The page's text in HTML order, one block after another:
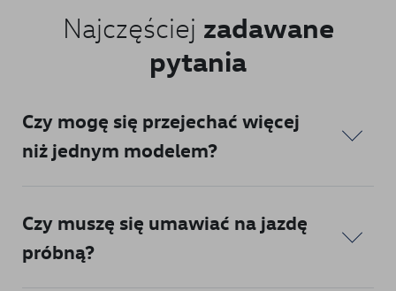
Części zamienne
Konfigurator jazdy próbnej
Najczęściej zadawane
pytania
Czy mogę się przejechać więcej
niż jednym modelem?
Czy muszę się umawiać na jazdę
próbną?